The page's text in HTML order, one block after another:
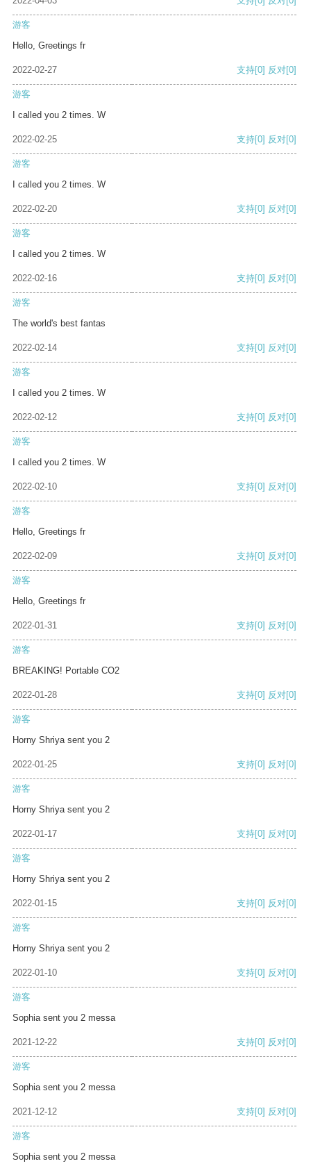
游客
Hello, Greetings fr
2022-02-27 支持[0] 反对[0]
游客
I called you 2 times. W
2022-02-25 支持[0] 反对[0]
游客
I called you 2 times. W
2022-02-20 支持[0] 反对[0]
游客
I called you 2 times. W
2022-02-16 支持[0] 反对[0]
游客
The world's best fantas
2022-02-14 支持[0] 反对[0]
游客
I called you 2 times. W
2022-02-12 支持[0] 反对[0]
游客
I called you 2 times. W
2022-02-10 支持[0] 反对[0]
游客
Hello, Greetings fr
2022-02-09 支持[0] 反对[0]
游客
Hello, Greetings fr
2022-01-31 支持[0] 反对[0]
游客
BREAKING! Portable CO2
2022-01-28 支持[0] 反对[0]
游客
Horny Shriya sent you 2
2022-01-25 支持[0] 反对[0]
游客
Horny Shriya sent you 2
2022-01-17 支持[0] 反对[0]
游客
Horny Shriya sent you 2
2022-01-15 支持[0] 反对[0]
游客
Horny Shriya sent you 2
2022-01-10 支持[0] 反对[0]
游客
Sophia sent you 2 messa
2021-12-22 支持[0] 反对[0]
游客
Sophia sent you 2 messa
2021-12-12 支持[0] 反对[0]
游客
Sophia sent you 2 messa